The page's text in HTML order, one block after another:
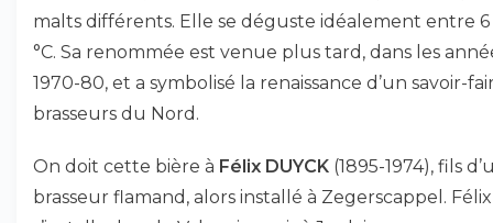
malts différents. Elle se déguste idéalement entre
°C. Sa renommée est venue plus tard, dans les
1970-80, et a symbolisé la renaissance d’un savoir-
brasseurs du Nord.
On doit cette bière à Félix DUYCK (1895-1974), fils
brasseur flamand, alors installé à Zegerscappel. Félix